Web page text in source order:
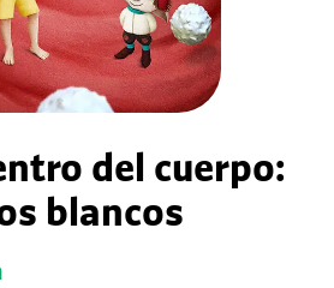
del cuerpo:
blancos